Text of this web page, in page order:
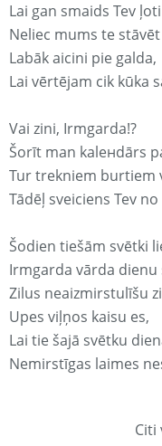
Lai gan smaids Tev
Neliec mums te
Labāk aicini pie galda,
Lai vērtējam cik kūka
Vai zini, Irmgarda!?
Šorīt man kaleнdārs
Tur trekniem burtiem
Tādēļ sveiciens Tev
Šodien tiešām svētki
Irmgarda vārda dienu
Zilus neaizmirstulīšu
Upes viļņos kaisu es,
Lai tie šajā svētku
Nemirstīgas laimes
Citi